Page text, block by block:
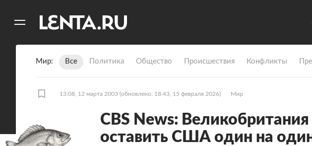
Мир Все Политика Общество Происшествия Конфликты
13:08, 12 марта 2003 (обновлено: 18:43, 15 февраля 2026) Мир
CBS News: Великобритания
оставить США один на